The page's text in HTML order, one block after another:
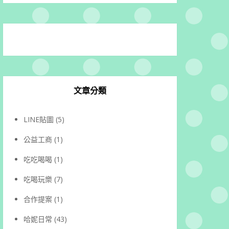
文章分類
LINE貼圖 (5)
公益工商 (1)
吃吃喝喝 (1)
吃喝玩樂 (7)
合作提案 (1)
哈妮日常 (43)